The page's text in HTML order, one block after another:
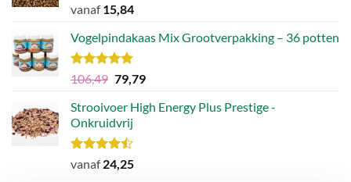
Waardering
uit 5
vanaf15,84
Vogelpindakaas Mix Grootverpakking – 36 potten
Waardering
uit 5
106,49 Oorspronkelijke
was:
€106,49.
79,79Huidige
is:
Strooivoer High Energy Plus Prestige -
Onkruidvrij
Waardering
uit 5
vanaf24,25